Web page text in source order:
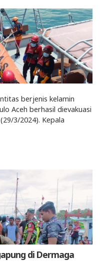
berjenis kelamin
Aceh berhasil dievakuasi
3/2024). Kepala
di Dermaga